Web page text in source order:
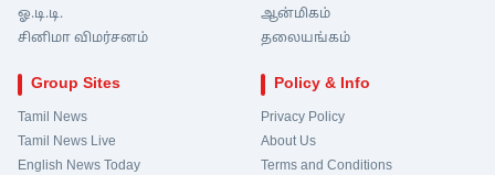
ஓ.டி.டி.
சினிமா விமர்சனம்
ஆன்மிகம்
தலையங்கம்
Group Sites
Tamil News
Tamil News Live
English News Today
Policy & Info
Privacy Policy
About Us
Terms and Conditions